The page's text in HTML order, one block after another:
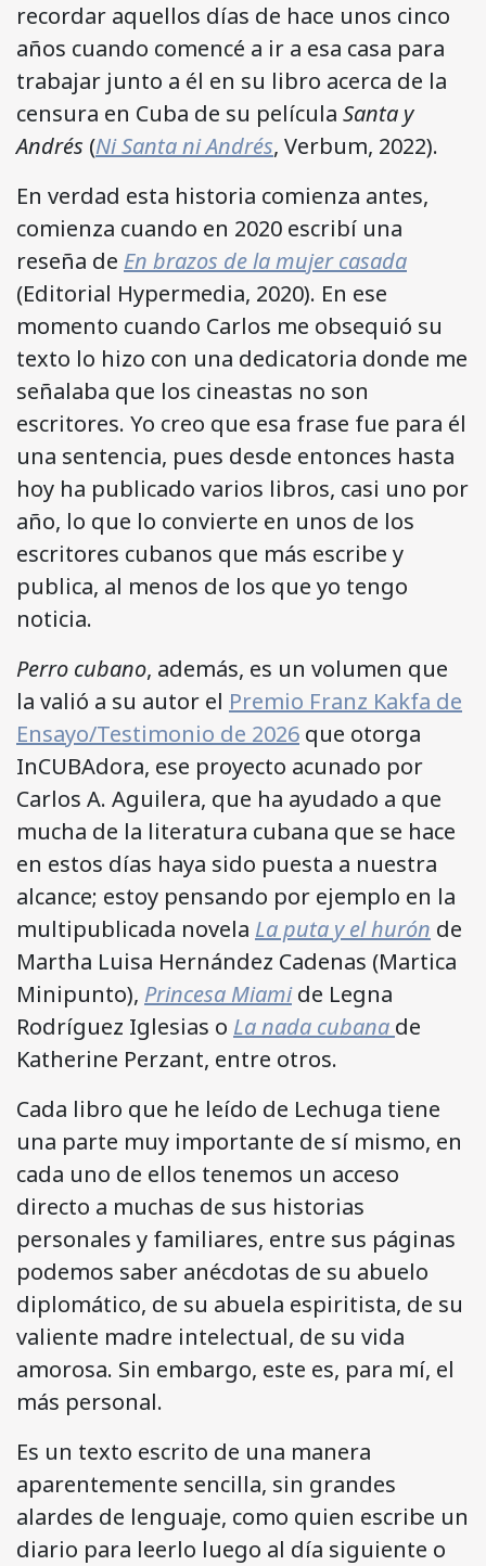
recordar aquellos días de hace unos cinco
años cuando comencé a ir a esa casa para
trabajar junto a él en su libro acerca de la
censura en Cuba de su película Santa y
Andrés (Ni Santa ni Andrés, Verbum, 2022).
En verdad esta historia comienza antes,
comienza cuando en 2020 escribí una
reseña de En brazos de la mujer casada
(Editorial Hypermedia, 2020). En ese
momento cuando Carlos me obsequió su
texto lo hizo con una dedicatoria donde me
señalaba que los cineastas no son
escritores. Yo creo que esa frase fue para él
una sentencia, pues desde entonces hasta
hoy ha publicado varios libros, casi uno por
año, lo que lo convierte en unos de los
escritores cubanos que más escribe y
publica, al menos de los que yo tengo
noticia.
Perro cubano, además, es un volumen que
la valió a su autor el Premio Franz Kakfa de
Ensayo/Testimonio de 2026 que otorga
InCUBAdora, ese proyecto acunado por
Carlos A. Aguilera, que ha ayudado a que
mucha de la literatura cubana que se hace
en estos días haya sido puesta a nuestra
alcance; estoy pensando por ejemplo en la
multipublicada novela La puta y el hurón de
Martha Luisa Hernández Cadenas (Martica
Minipunto), Princesa Miamide Legna
Rodríguez Iglesias o La nada cubana de
Katherine Perzant, entre otros.
Cada libro que he leído de Lechuga tiene
una parte muy importante de sí mismo, en
cada uno de ellos tenemos un acceso
directo a muchas de sus historias
personales y familiares, entre sus páginas
podemos saber anécdotas de su abuelo
diplomático, de su abuela espiritista, de su
valiente madre intelectual, de su vida
amorosa. Sin embargo, este es, para mí, el
más personal.
Es un texto escrito de una manera
aparentemente sencilla, sin grandes
alardes de lenguaje, como quien escribe un
diario para leerlo luego al día siguiente o